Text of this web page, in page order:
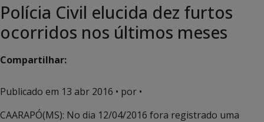
Polícia Civil elucida dez furtos
ocorridos nos últimos meses
Compartilhar:
Publicado em 13 abr 2016 • por •
CAARAPÓ(MS): No dia 12/04/2016 fora registrado uma